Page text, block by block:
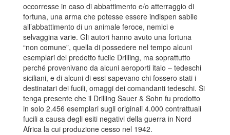
occorresse in caso di abbattimento e/o atterraggio di
fortuna, una arma che potesse essere indispen sabile
all’abbattimento di un animale feroce, nemici e
selvaggina varie. Gli autori hanno avuto una fortuna
“non comune”, quella di possedere nel tempo alcuni
esemplari del predetto fucile Drilling, ma soprattutto
perché provenivano da alcuni aeroporti italo – tedeschi
siciliani, e di alcuni di essi sapevano chi fossero stati i
destinatari dei fucili, omaggi dei comandanti tedeschi. Si
tenga presente che il Drilling Sauer & Sohn fu prodotto
in solo 2.456 esemplari sugli originali 4.000 contrattuali
fucili a causa degli esiti negativi della guerra in Nord
Africa la cui produzione cesso nel 1942.